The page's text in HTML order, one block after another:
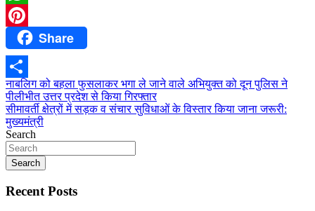
WhatsApp
PinterestShare
Share
Post
navigation
नाबलिग को बहला फुसलाकर भगा ले जाने वाले अभियुक्त को दून पुलिस ने
पीलीभीत उत्तर प्रदेश से किया गिरफ्तार
सीमावर्ती क्षेत्रों में सड़क व संचार सुविधाओं के विस्तार किया जाना जरूरी:
मुख्यमंत्री
Search
Search
Recent Posts